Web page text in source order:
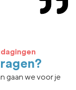
gaan we voor je